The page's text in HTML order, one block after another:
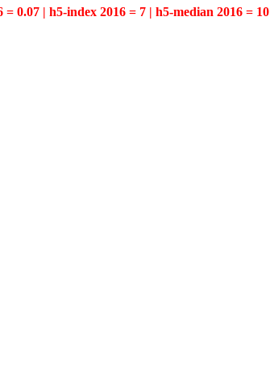
0.07 | h5-index 2016 = 7 | h5-median 2016 = 10